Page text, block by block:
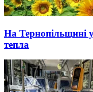
На Тернопільщині у
тепла